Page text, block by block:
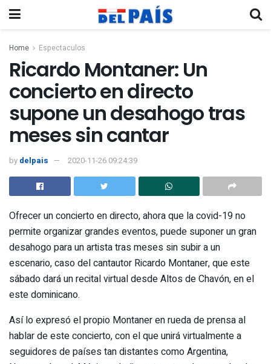
Home Espectaculos
Ricardo Montaner: Un
concierto en directo
supone un desahogo tras
meses sin cantar
by delpais 2020-11-26 09:24:39
Ofrecer un concierto en directo, ahora que la covid-19 no
permite organizar grandes eventos, puede suponer un gran
desahogo para un artista tras meses sin subir a un
escenario, caso del cantautor Ricardo Montaner, que este
sábado dará un recital virtual desde Altos de Chavón, en el
este dominicano.
Así lo expresó el propio Montaner en rueda de prensa al
hablar de este concierto, con el que unirá virtualmente a
seguidores de países tan distantes como Argentina,